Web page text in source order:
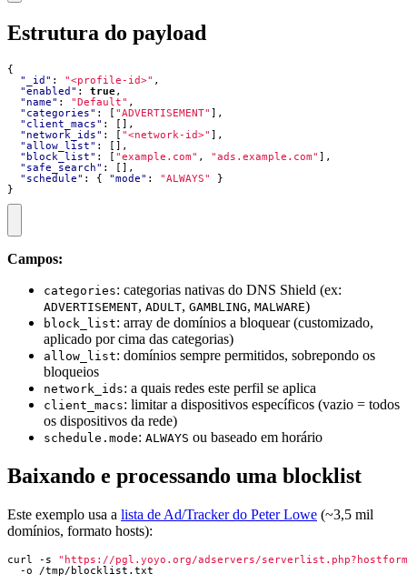
Estrutura do payload
{
"_id" : "<profile-id>" ,
"enabled" : true,
"name" : "Default" ,
"categories" : [ "ADVERTISEMENT" ],
"client_macs" :
[],
"network_ids" : [ "<network-id>" ],
"allow_list" :
[],
"block_list" : [ "example.com" , "ads.example.com" ],
"safe_search" :
[],
"schedule" : { "mode" : "ALWAYS"
}
}
Campos:
categories: categorias nativas do DNS Shield (ex:
ADVERTISEMENT, ADULT, GAMBLING, MALWARE)
block_list: array de domínios a bloquear (customizado,
aplicado por cima das categorias)
allow_list: domínios sempre permitidos, sobrepondo os
bloqueios
network_ids: a quais redes este perfil se aplica
client_macs: limitar a dispositivos específicos (vazio = todos
os dispositivos da rede)
schedule.mode: ALWAYS ou baseado em horário
Baixando e processando uma blocklist
Este exemplo usa a lista de Ad/Tracker do Peter Lowe (~3,5 mil
domínios, formato hosts):
curl -s "https://pgl.yoyo.org/adservers/
  -o /tmp/blocklist.txt